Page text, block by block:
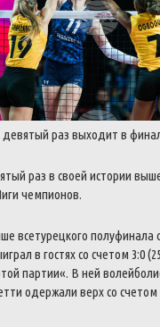
девятый раз выходит в
раз в своей истории
чемпионов.
всетурецкого полуфинала с
в гостяхсо счетом 3:0(25
партии«. В ней
одержали верхсо счетом